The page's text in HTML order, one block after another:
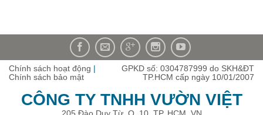
Chính sách hoạt động |
Chính sách bảo mật
GPKD số: 0304787999 do SKH&ĐT
TP.HCM cấp ngày 10/01/2007
CÔNG TY TNHH VƯỜN VIỆT
205 Đào Duy Từ, Q. 10, TP. HCM, VN